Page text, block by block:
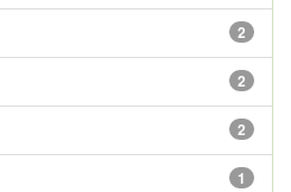
2
2
2
1